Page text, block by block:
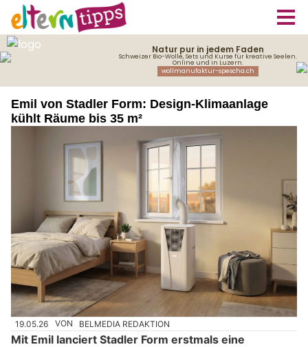
Emil von Stadler Form: Design-Klimaanlage
kühlt Räume bis 35 m²
19.05.26 VON BELMEDIA REDAKTION
Mit Emil lanciert Stadler Form erstmals eine